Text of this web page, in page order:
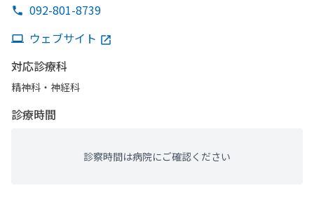
092-801-8739
ウェブサイト
対応診療科
精神科・神経科
診療時間
診察時間は病院にご確認ください